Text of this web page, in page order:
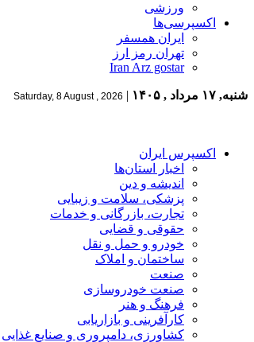
ورزشی
اکسپرسی‌ها
ایران همسفر
تهران رمز ارز
Iran Arz gostar
شنبه, ۱۷ مرداد , ۱۴۰۵ |
Saturday, 8 August , 2026
اکسپرس ایران
اخبار استان‌ها
اندیشه و دین
پزشکی، سلامت و زیبایی
تجارت، بازرگانی و خدمات
حقوقی و قضایی
خودرو و حمل و نقل
ساختمان و املاک
صنعت
صنعت خودروسازی
فرهنگ و هنر
کارآفرینی و بازاریابی
کشاورزی، دامپروری و صنایع غذایی